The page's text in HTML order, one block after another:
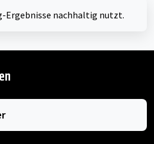
Ergebnisse nachhaltig nutzt.